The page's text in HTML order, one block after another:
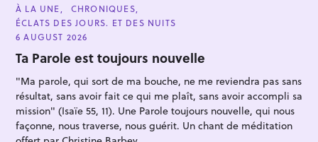
C
A
T
E
G
O
R
E
À LA UNE
CHRONIQUES
ÉCLATS DES JOURS. ET DES NUITS
6 AUGUST 2026
Ta Parole est toujours nouvelle
"Ma parole, qui sort de ma bouche, ne me reviendra pas sans
résultat, sans avoir fait ce qui me plaît, sans avoir accompli sa
mission" (Isaïe 55, 11). Une Parole toujours nouvelle, qui nous
façonne, nous traverse, nous guérit. Un chant de méditation
a
r
c
h
f
o
r
: